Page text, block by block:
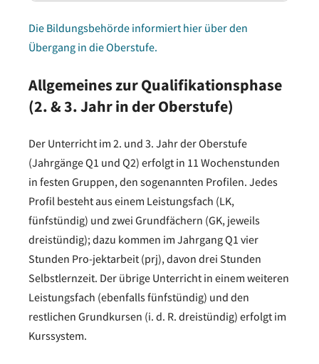
Lernbereich/Fach Stunden
Deutsch 4
Englisch 4
Mathematik 4
Geschichte 2
Politik 2
Sport
Die Bildungsbehörde informiert hier über den
Übergang in die Oberstufe.
Allgemeines zur Qualifikationsphase
(2. & 3. Jahr in der Oberstufe)
Der Unterricht im 2. und 3. Jahr der Oberstufe
(Jahrgänge Q1 und Q2) erfolgt in 11 Wochenstunden
in festen Gruppen, den sogenannten Profilen. Jedes
Profil besteht aus einem Leistungsfach (LK,
fünfstündig) und zwei Grundfächern (GK, jeweils
dreistündig); dazu kommen im Jahrgang Q1 vier
Stunden Pro-jektarbeit (prj), davon drei Stunden
Selbstlernzeit. Der übrige Unterricht in einem weiteren
Leistungsfach (ebenfalls fünfstündig) und den
restlichen Grundkursen (i. d. R. dreistündig) erfolgt im
Kurssystem.